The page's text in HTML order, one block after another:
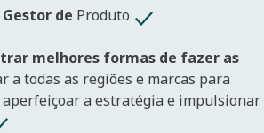
de Produto
melhores formas de fazer as
a todas as regiões e marcas para
a estratégia e impulsionar